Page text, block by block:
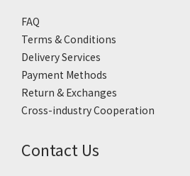
FAQ
Terms & Conditions
Delivery Services
Payment Methods
Return & Exchanges
Cross-industry Cooperation
Contact Us